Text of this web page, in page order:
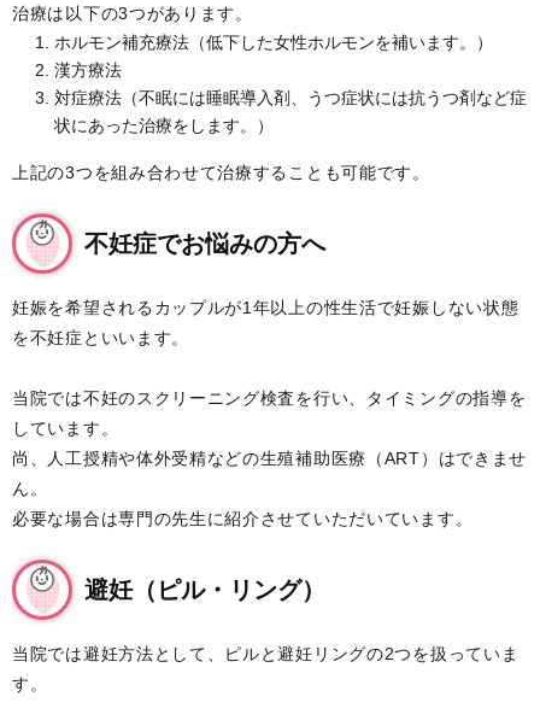
治療は以下の3つがあります。
ホルモン補充療法（低下した女性ホルモンを補います。）
漢方療法
対症療法（不眠には睡眠導入剤、うつ症状には抗うつ剤など症
状にあった治療をします。）
上記の3つを組み合わせて治療することも可能です。
不妊症でお悩みの方へ
妊娠を希望されるカップルが1年以上の性生活で妊娠しない状態
を不妊症といいます。
当院では不妊のスクリーニング検査を行い、タイミングの指導を
しています。
尚、人工授精や体外受精などの生殖補助医療（ART）はできませ
ん。
必要な場合は専門の先生に紹介させていただいています。
避妊（ピル・リング）
当院では避妊方法として、ピルと避妊リングの2つを扱っていま
す。